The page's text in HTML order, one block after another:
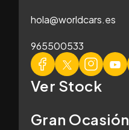
hola@worldcars.es
965500533
Ver Stock
Gran Ocasión